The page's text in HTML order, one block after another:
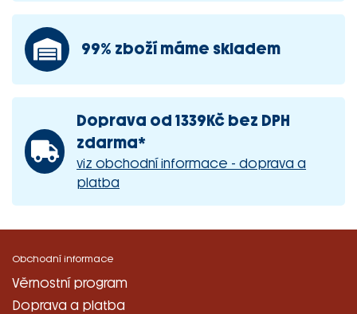
99% zboží máme skladem
Doprava od 1339Kč bez DPH
zdarma*
viz obchodní informace - doprava a
platba
Obchodní informace
Věrnostní program
Doprava a platba